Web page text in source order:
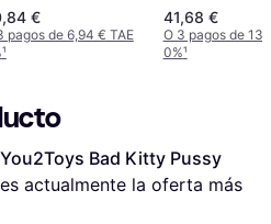
€
pagos de 6,94 € TAE
¹
avanzado de
de vagina
Transparente
41,68 €
O 3 pagos de
0%¹
You2Toys Bad Kitty Pussy
actualmente la oferta más